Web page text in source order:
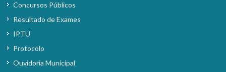
Concursos Públicos
Resultado de Exames
IPTU
Protocolo
Ouvidoria Municipal